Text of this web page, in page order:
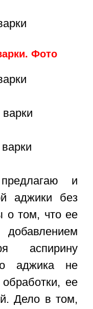
Фото
и
аджики без
о том, что ее
аспирину
аджика не
ее
Дело в том,